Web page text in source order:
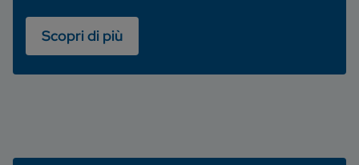
Scopri di più